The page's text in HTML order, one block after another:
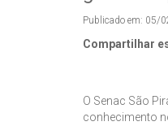
Publicado em: 05/
Compartilhar
O Senac São
conhecimento